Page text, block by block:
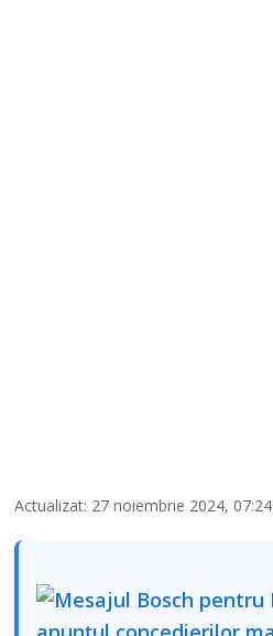
Actualizat: 27 noiembrie 2024, 07:24